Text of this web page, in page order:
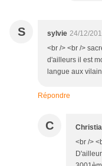
S sylvie 24/12/
<br /> <br />
d'ailleurs il est
langue aux
Répondre
C
<br />